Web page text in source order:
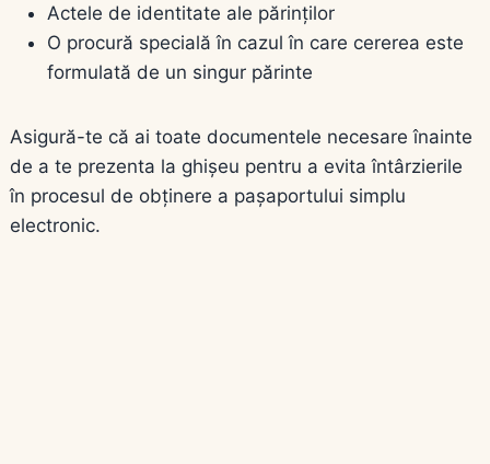
Actele de identitate ale părinților
O procură specială în cazul în care cererea este
formulată de un singur părinte
Asigură-te că ai toate documentele necesare înainte
de a te prezenta la ghișeu pentru a evita întârzierile
în procesul de obținere a pașaportului simplu
electronic.